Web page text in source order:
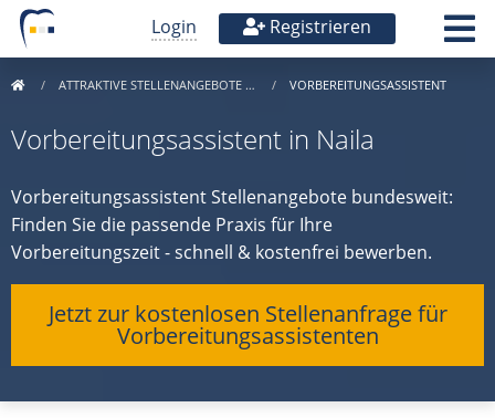
Login Registrieren
ATTRAKTIVE STELLENANGEBOTE … VORBEREITUNGSASSISTENT
Vorbereitungsassistent in Naila
Vorbereitungsassistent Stellenangebote bundesweit:
Finden Sie die passende Praxis für Ihre
Vorbereitungszeit - schnell & kostenfrei bewerben.
Jetzt zur kostenlosen Stellenanfrage für
Vorbereitungsassistenten